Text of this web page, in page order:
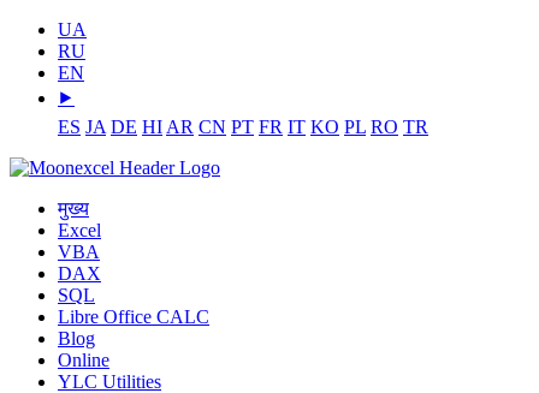
UA
RU
EN
⯈
ES JA DE HI AR CN PT FR IT KO PL RO TR
मुख्य
Excel
VBA
DAX
SQL
Libre Office CALC
Blog
Online
YLC Utilities